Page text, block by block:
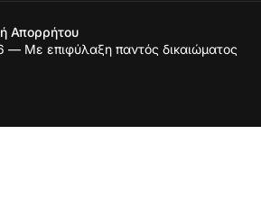
Με επιφύλαξη παντός δικαιώματος
Απορρήτου